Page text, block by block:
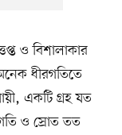
ও বিশালাকার
ধীরগতিতে
একটি গ্রহ যত
গতি ও স্রোত তত